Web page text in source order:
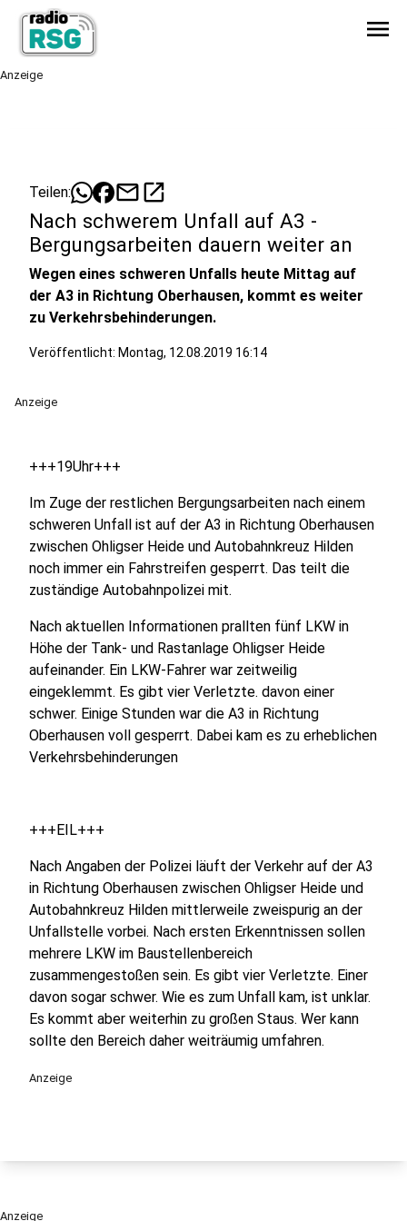
menu
Anzeige
Teilen: mailopen_in_new
Nach schwerem Unfall auf A3 -
Bergungsarbeiten dauern weiter an
Wegen eines schweren Unfalls heute Mittag auf
der A3 in Richtung Oberhausen, kommt es weiter
zu Verkehrsbehinderungen.
Veröffentlicht: Montag, 12.08.2019 16:14
Anzeige
+++19Uhr+++
Im Zuge der restlichen Bergungsarbeiten nach einem
schweren Unfall ist auf der A3 in Richtung Oberhausen
zwischen Ohligser Heide und Autobahnkreuz Hilden
noch immer ein Fahrstreifen gesperrt. Das teilt die
zuständige Autobahnpolizei mit.
Nach aktuellen Informationen prallten fünf LKW in
Höhe der Tank- und Rastanlage Ohligser Heide
aufeinander. Ein LKW-Fahrer war zeitweilig
eingeklemmt. Es gibt vier Verletzte. davon einer
schwer. Einige Stunden war die A3 in Richtung
Oberhausen voll gesperrt. Dabei kam es zu erheblichen
Verkehrsbehinderungen
+++EIL+++
Nach Angaben der Polizei läuft der Verkehr auf der A3
in Richtung Oberhausen zwischen Ohligser Heide und
Autobahnkreuz Hilden mittlerweile zweispurig an der
Unfallstelle vorbei. Nach ersten Erkenntnissen sollen
mehrere LKW im Baustellenbereich
zusammengestoßen sein. Es gibt vier Verletzte. Einer
davon sogar schwer. Wie es zum Unfall kam, ist unklar.
Es kommt aber weiterhin zu großen Staus. Wer kann
sollte den Bereich daher weiträumig umfahren.
Anzeige
Anzeige